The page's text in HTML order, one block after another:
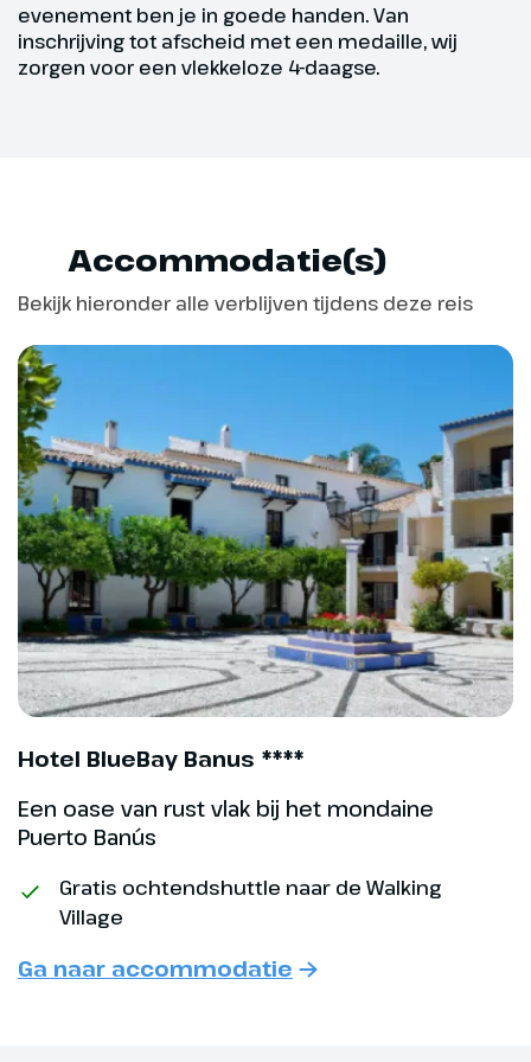
Route 20-25 km: Hoogte 87
meter
van jouw sportieve prestaties.
Dag 4
2e Wandeldag
De shuttlebus staat gereed voor
Village te brengen.
deze route een glimp van kan
groen. Op andere delen van de
evenement ben je in goede handen. Van
inschrijving tot afscheid met een medaille, wij
zorgen voor een vlekkeloze 4-daagse.
Accommodatie(s)
Bekijk hieronder alle verblijven tijdens deze reis
Hotel BlueBay Banus ****
Een oase van rust vlak bij het mondaine
Puerto Banús
Gratis ochtendshuttle naar de Walking
Village
Ga naar accommodatie